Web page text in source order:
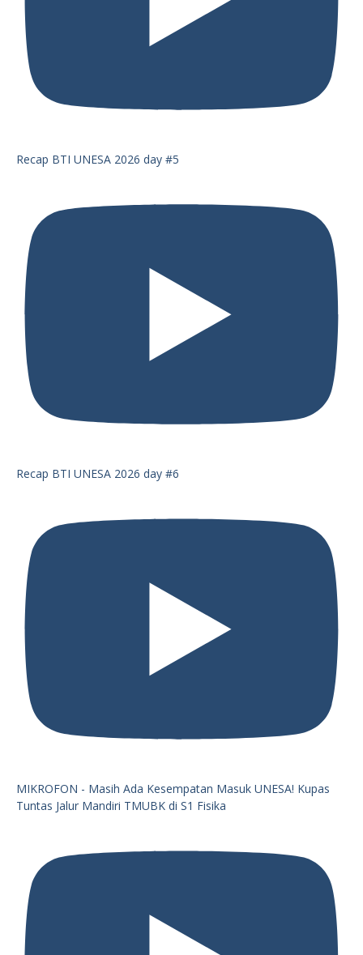
Recap BTI UNESA 2026 day #5
Recap BTI UNESA 2026 day #6
MIKROFON - Masih Ada Kesempatan Masuk UNESA! Kupas
Tuntas Jalur Mandiri TMUBK di S1 Fisika